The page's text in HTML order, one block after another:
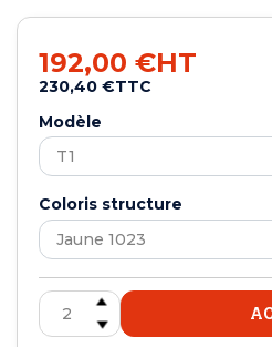
192,00 €HT
230,40 €TTC
Modèle
Coloris structure